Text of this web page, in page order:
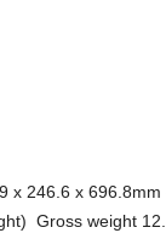
x 246.6 x 696.8mm
Gross weight